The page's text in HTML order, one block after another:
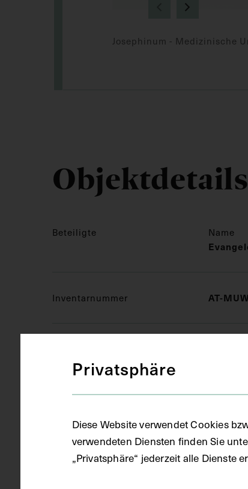
Josephinum - Medizinische
Objektdetails
Beteiligte Name
Inventarnummer AT-
Privatsphäre
Diese Website verwendet Cookies
verwendeten Diensten finden Sie
„Privatsphäre“ jederzeit alle